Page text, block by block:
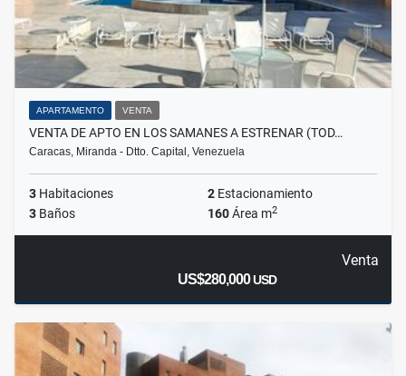
APARTAMENTO VENTA
VENTA DE APTO EN LOS SAMANES A ESTRENAR (TOD…
Caracas, Miranda - Dtto. Capital, Venezuela
3 Habitaciones 2 Estacionamiento
3 Baños 160Área m2
Venta
US$280,000USD